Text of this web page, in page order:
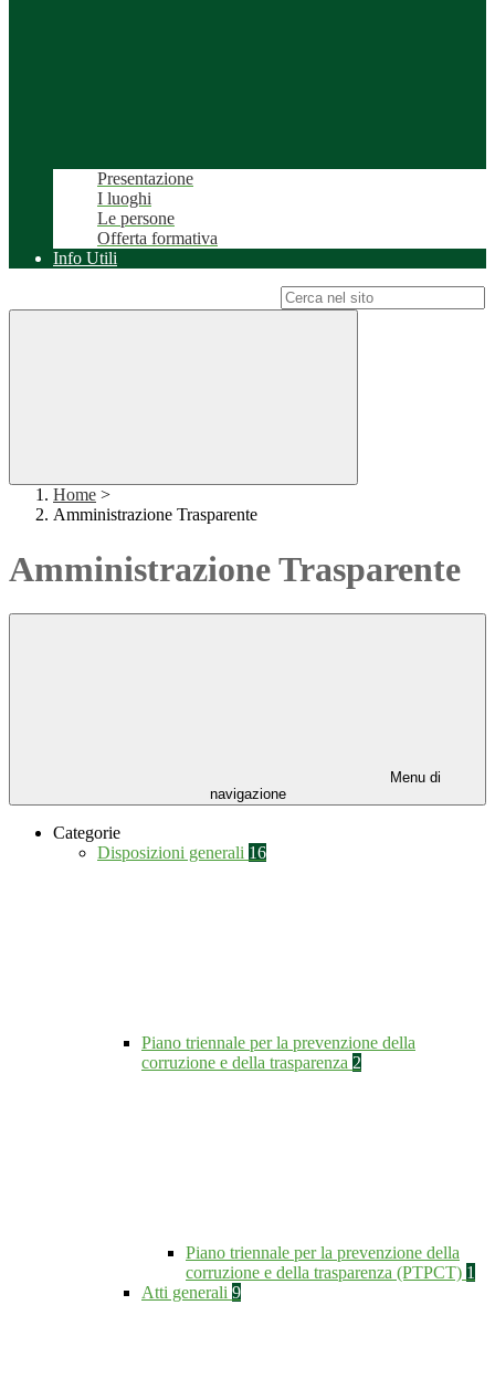
Presentazione
I luoghi
Le persone
Offerta formativa
Info Utili
Home >
Amministrazione Trasparente
Amministrazione Trasparente
Menu di
navigazione
Categorie
Disposizioni generali 16
Piano triennale per la prevenzione della
corruzione e della trasparenza 2
Piano triennale per la prevenzione della
corruzione e della trasparenza (PTPCT) 1
Atti generali 9